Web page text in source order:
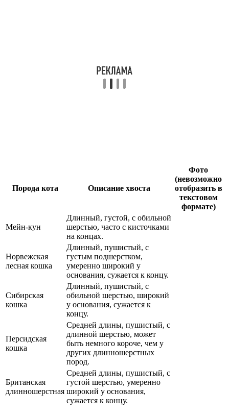
Порода кота Описание хвоста
Фото
(невозможно
отобразить в
текстовом
формате)
Мейн-кун
Длинный, густой, с обильной
шерстью, часто с кисточками
на концах.
Норвежская
лесная кошка
Длинный, пушистый, с
густым подшерстком,
умеренно широкий у
основания, сужается к концу.
Сибирская
кошка
Длинный, пушистый, с
обильной шерстью, широкий
у основания, сужается к
концу.
Персидская
кошка
Средней длины, пушистый, с
длинной шерстью, может
быть немного короче, чем у
других длинношерстных
пород.
Британская
длинношерстная
Средней длины, пушистый, с
густой шерстью, умеренно
широкий у основания,
сужается к концу.